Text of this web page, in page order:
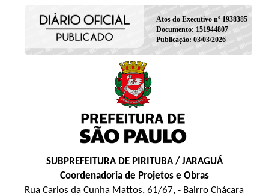
Atos do Executivo nº 1938385
Documento: 151944807
Publicação: 03/03/2026
SUBPREFEITURA DE PIRITUBA / JARAGUÁ
Coordenadoria de Projetos e Obras
Rua Carlos da Cunha Mattos, 61/67, - Bairro Chácara